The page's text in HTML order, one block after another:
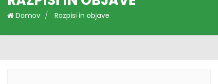
Domov Razpisi in objave